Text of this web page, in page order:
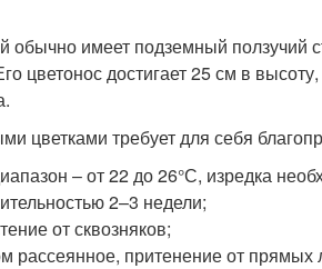
имеет подземный ползучий
цветонос достигает 25 см в
цветками требует для себя
– от 22 до 26°С, изредка
2–3 недели;
от сквозняков;
рассеянное, притенение от